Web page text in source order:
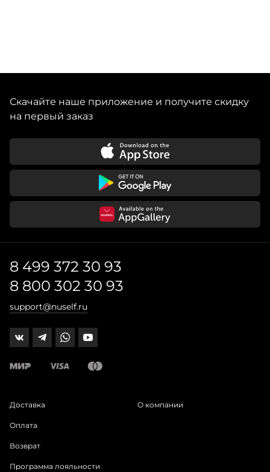
Скачайте наше приложение и получите скидку
на первый заказ
8 499 372 30 93
8 800 302 30 93
support@nuself.ru
Доставка
Оплата
Возврат
Программа лояльности
О компании